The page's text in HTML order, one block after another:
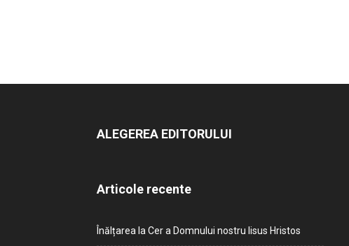
ALEGEREA EDITORULUI
Articole recente
Înălțarea la Cer a Domnului nostru Iisus Hristos